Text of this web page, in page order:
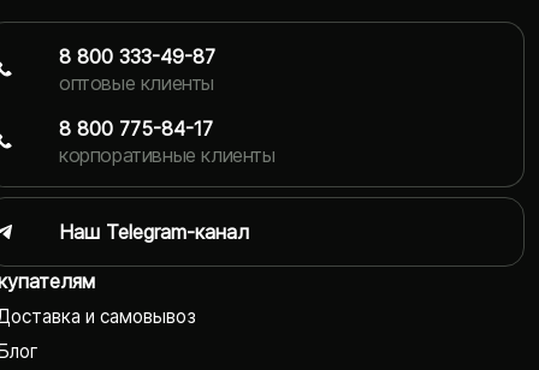
и самовывоз
8 800 333-49-87
оптовые клиенты
8 800 775-84-17
корпоративные клиенты
Наш Telegram-канал